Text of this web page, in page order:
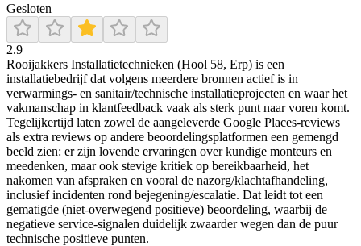
Gesloten
2.9
Rooijakkers Installatietechnieken (Hool 58, Erp) is een
installatiebedrijf dat volgens meerdere bronnen actief is in
verwarmings- en sanitair/technische installatieprojecten en waar het
vakmanschap in klantfeedback vaak als sterk punt naar voren komt.
Tegelijkertijd laten zowel de aangeleverde Google Places-reviews
als extra reviews op andere beoordelingsplatformen een gemengd
beeld zien: er zijn lovende ervaringen over kundige monteurs en
meedenken, maar ook stevige kritiek op bereikbaarheid, het
nakomen van afspraken en vooral de nazorg/klachtafhandeling,
inclusief incidenten rond bejegening/escalatie. Dat leidt tot een
gematigde (niet-overwegend positieve) beoordeling, waarbij de
negatieve service-signalen duidelijk zwaarder wegen dan de puur
technische positieve punten.